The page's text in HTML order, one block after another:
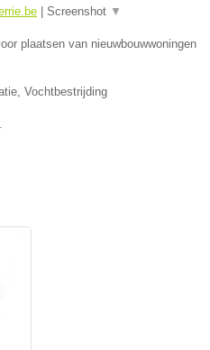
| Screenshot ▼
plaatsen van nieuwbouwwoningen
Vochtbestrijding